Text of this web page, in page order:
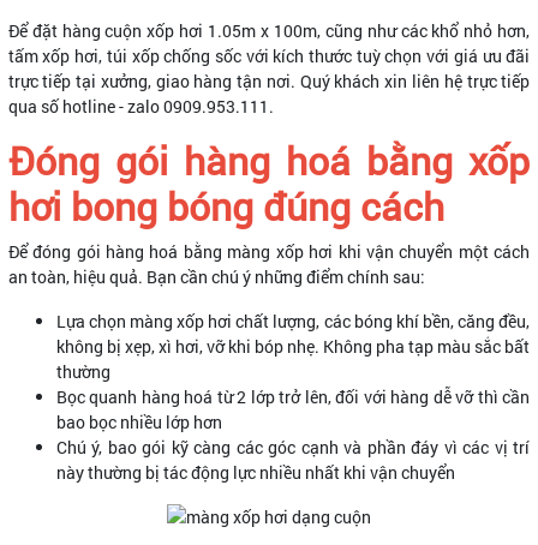
Để đặt hàng cuộn xốp hơi 1.05m x 100m, cũng như các khổ nhỏ hơn,
tấm xốp hơi, túi xốp chống sốc với kích thước tuỳ chọn với giá ưu đãi
trực tiếp tại xưởng, giao hàng tận nơi. Quý khách xin liên hệ trực tiếp
qua số hotline - zalo 0909.953.111.
Đóng gói hàng hoá bằng xốp
hơi bong bóng đúng cách
Để đóng gói hàng hoá bằng màng xốp hơi khi vận chuyển một cách
an toàn, hiệu quả. Bạn cần chú ý những điểm chính sau:
Lựa chọn màng xốp hơi chất lượng, các bóng khí bền, căng đều,
không bị xẹp, xì hơi, vỡ khi bóp nhẹ. Không pha tạp màu sắc bất
thường
Bọc quanh hàng hoá từ 2 lớp trở lên, đối với hàng dễ vỡ thì cần
bao bọc nhiều lớp hơn
Chú ý, bao gói kỹ càng các góc cạnh và phần đáy vì các vị trí
này thường bị tác động lực nhiều nhất khi vận chuyển